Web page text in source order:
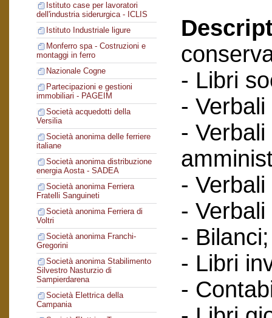
Istituto case per lavoratori
dell'industria siderurgica - ICLIS
Istituto Industriale ligure
Monferro spa - Costruzioni e
montaggi in ferro
Nazionale Cogne
Partecipazioni e gestioni
immobiliari - PAGEIM
Società acquedotti della
Versilia
Società anonima delle ferriere
italiane
Società anonima distribuzione
energia Aosta - SADEA
Società anonima Ferriera
Fratelli Sanguineti
Società anonima Ferriera di
Voltri
Società anonima Franchi-
Gregorini
Società anonima Stabilimento
Silvestro Nasturzio di
Sampierdarena
Società Elettrica della
Campania
- Libri
-
-
-
-
- Bilanci;
- Libri
-